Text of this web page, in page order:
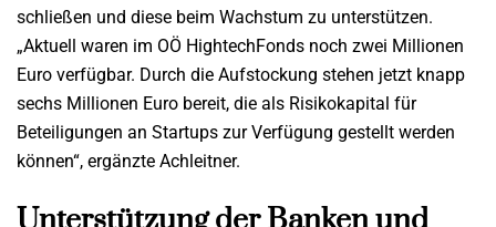
schließen und diese beim Wachstum zu unterstützen.
„Aktuell waren im OÖ HightechFonds noch zwei Millionen
Euro verfügbar. Durch die Aufstockung stehen jetzt knapp
sechs Millionen Euro bereit, die als Risikokapital für
Beteiligungen an Startups zur Verfügung gestellt werden
können“, ergänzte Achleitner.